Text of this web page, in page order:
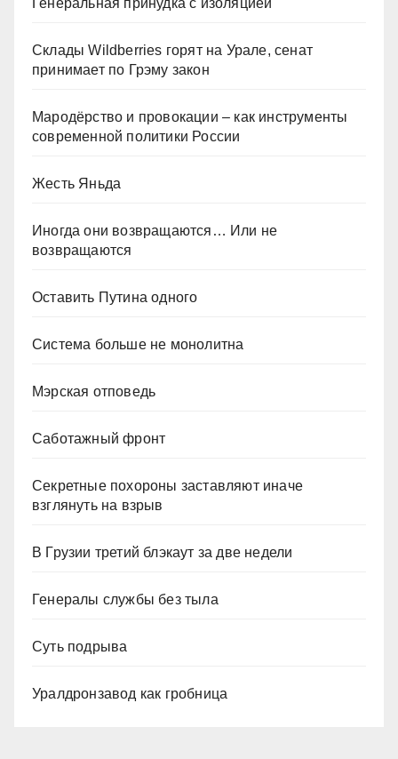
Генеральная принудка с изоляцией
Склады Wildberries горят на Урале, сенат
принимает по Грэму закон
Мародёрство и провокации – как инструменты
современной политики России
Жесть Яньда
Иногда они возвращаются… Или не
возвращаются
Оставить Путина одного
Система больше не монолитна
Мэрская отповедь
Саботажный фронт
Секретные похороны заставляют иначе
взглянуть на взрыв
В Грузии третий блэкаут за две недели
Генералы службы без тыла
Суть подрыва
Уралдронзавод как гробница